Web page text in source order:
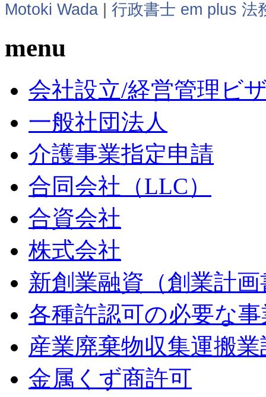
Motoki Wada 行政書士 em plus 法
menu
会社設立/経営管理ビ
一般社団法人
介護事業指定申請
合同会社（LLC）
合資会社
株式会社
新創業融資（創業計画
各種許認可の必要な
産業廃棄物収集運搬
金属くず商許可